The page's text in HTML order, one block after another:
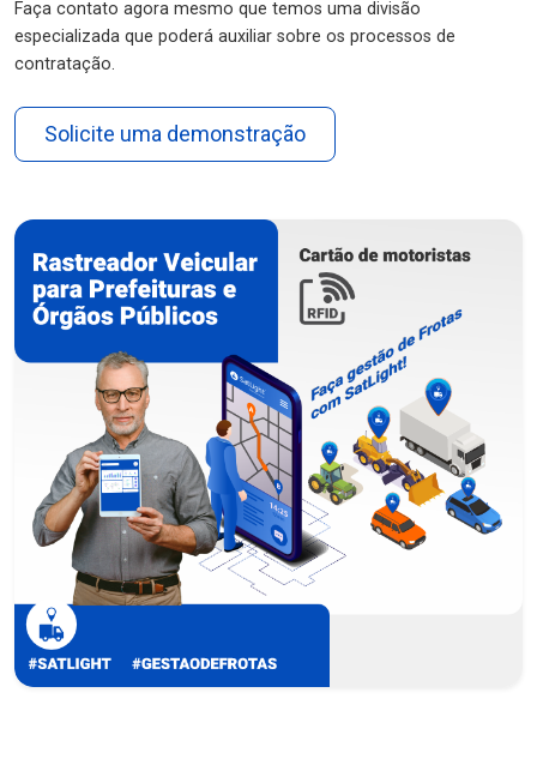
Faça contato agora mesmo que temos uma divisão
especializada que poderá auxiliar sobre os processos de
contratação.
Solicite uma demonstração